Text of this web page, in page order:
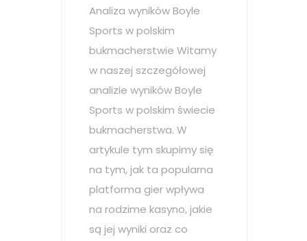
Analiza wyników Boyle
Sports w polskim
bukmacherstwie Witamy
w naszej szczegółowej
analizie wyników Boyle
Sports w polskim świecie
bukmacherstwa. W
artykule tym skupimy się
na tym, jak ta popularna
platforma gier wpływa
na rodzime kasyno, jakie
są jej wyniki oraz co